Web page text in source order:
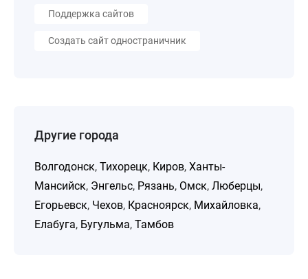
Поддержка сайтов
Создать сайт одностраничник
Другие города
Волгодонск, Тихорецк, Киров, Ханты-
Мансийск, Энгельс, Рязань, Омск, Люберцы,
Егорьевск, Чехов, Красноярск, Михайловка,
Елабуга, Бугульма, Тамбов